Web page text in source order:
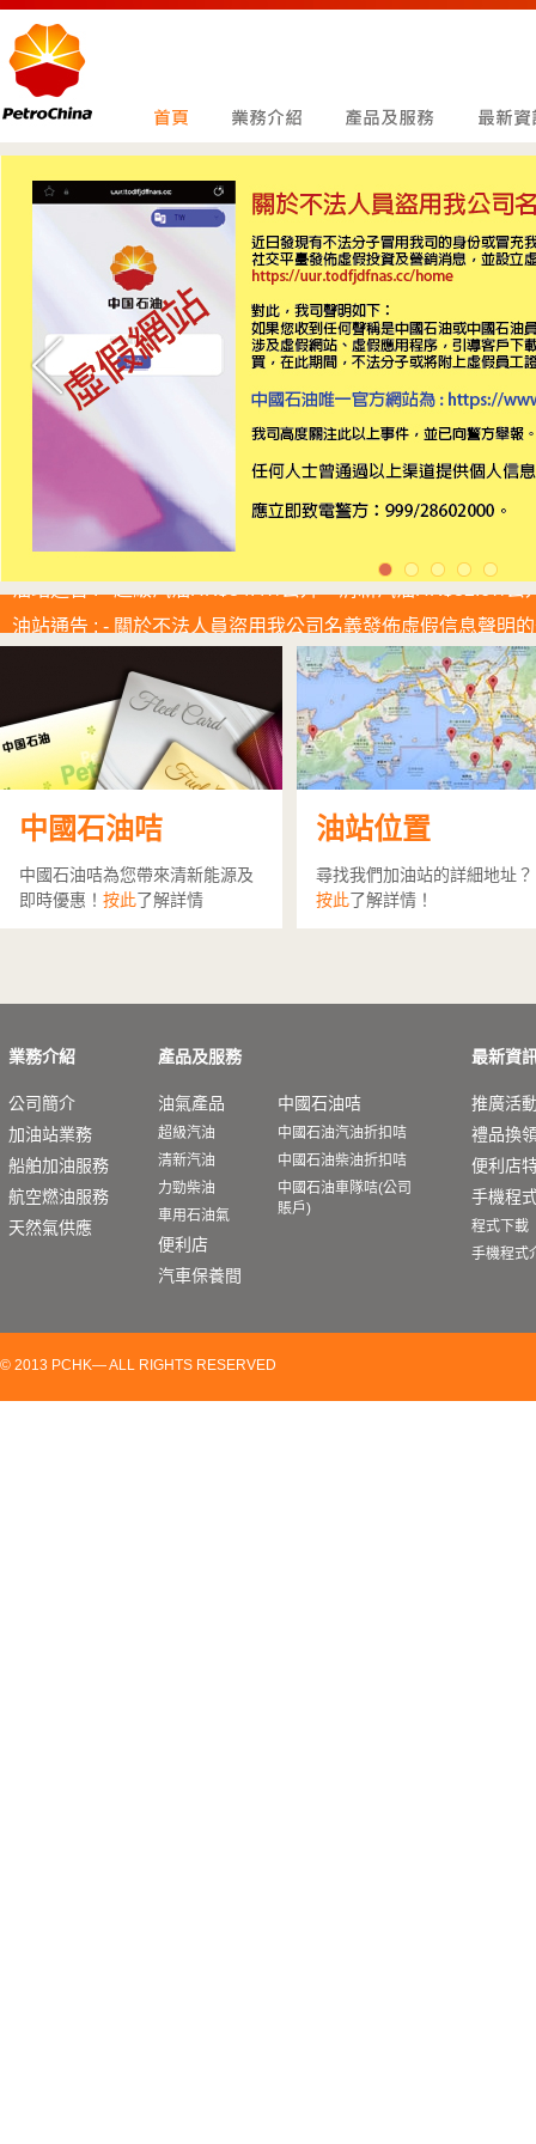
油站通告 :- 關於不法人員盜用我公司名義發佈虛假信息聲明
油站通告 : - 超級汽油HK$34.47/公升，清新汽油HK$32.67/
油站通告
近日發現有不法分子冒用我司的身份或冒充我司的工作人
https://uur.todfjdfnas.cc/home
對此，我司聲明：
如果您收到任何聲稱是中國石油或中國
謹慎行事。虛假信息常常涉及虛假網站、虛假應用程序，
已向警方舉報。我司亦保留對涉及各方採取法律追究權利
最新油價
由2026年7 月27日起，
價：
超級汽油
中國石油咭
中國石油咭為您帶來清新能源及
即時優惠！ 按此了解詳情
油站位置
尋找我們加油站的詳細地址？
按此了解詳情！
業務介紹
公司簡介
加油站業務
船舶加油服務
航空燃油服務
天然氣供應
產品及服務
油氣產品
超級汽油
清新汽油
力勁柴油
車用石油氣
便利店
汽車保養間
中國石油咭
中國石油汽油折扣咭
中國石油柴油折扣咭
中國石油車隊咭(公司
賬戶)
最新資
推廣活
禮品換
便利店
手機程
程式下載
手機程式
© 2013 PCHK— ALL RIGHTS RESERVED